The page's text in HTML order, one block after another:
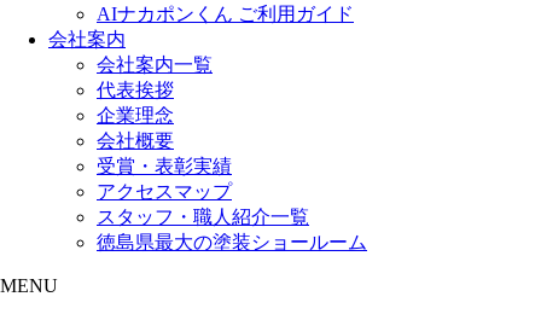
AIナカポンくん ご利用ガイド
会社案内
会社案内一覧
代表挨拶
企業理念
会社概要
受賞・表彰実績
アクセスマップ
スタッフ・職人紹介一覧
徳島県最大の塗装ショールーム
MENU